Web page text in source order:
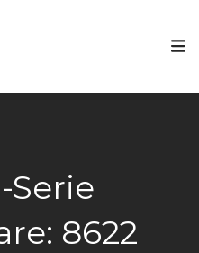
Serie
8622